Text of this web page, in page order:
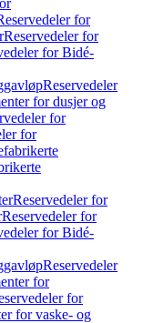
for
Reservedeler for
for Bidé-
Reservedeler
for dusjer og
for
for
Reservedeler for
Reservedeler for
for Bidé-
Reservedeler
for
for
for vaske- og